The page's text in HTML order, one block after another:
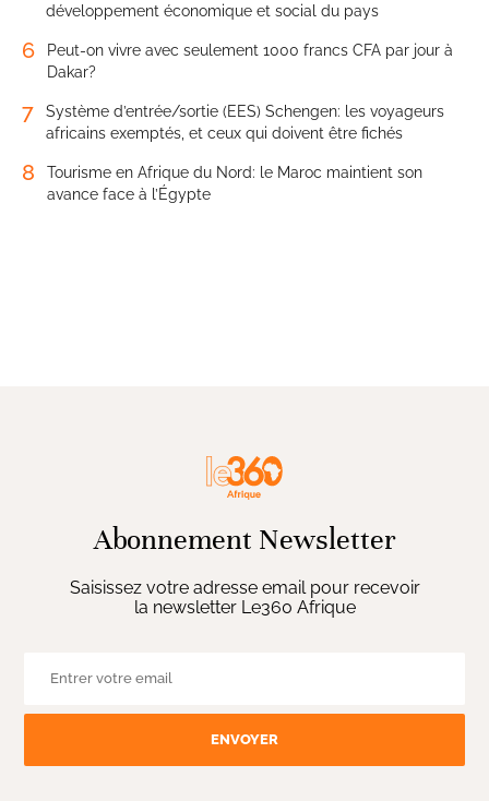
développement économique et social du pays
6
Peut-on vivre avec seulement 1000 francs CFA par jour à
Dakar?
7
Système d’entrée/sortie (EES) Schengen: les voyageurs
africains exemptés, et ceux qui doivent être fichés
8
Tourisme en Afrique du Nord: le Maroc maintient son
avance face à l’Égypte
Abonnement Newsletter
Saisissez votre adresse email pour recevoir
la newsletter Le360 Afrique
ENVOYER